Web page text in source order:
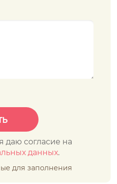
даю согласие на
данных.
для заполнения